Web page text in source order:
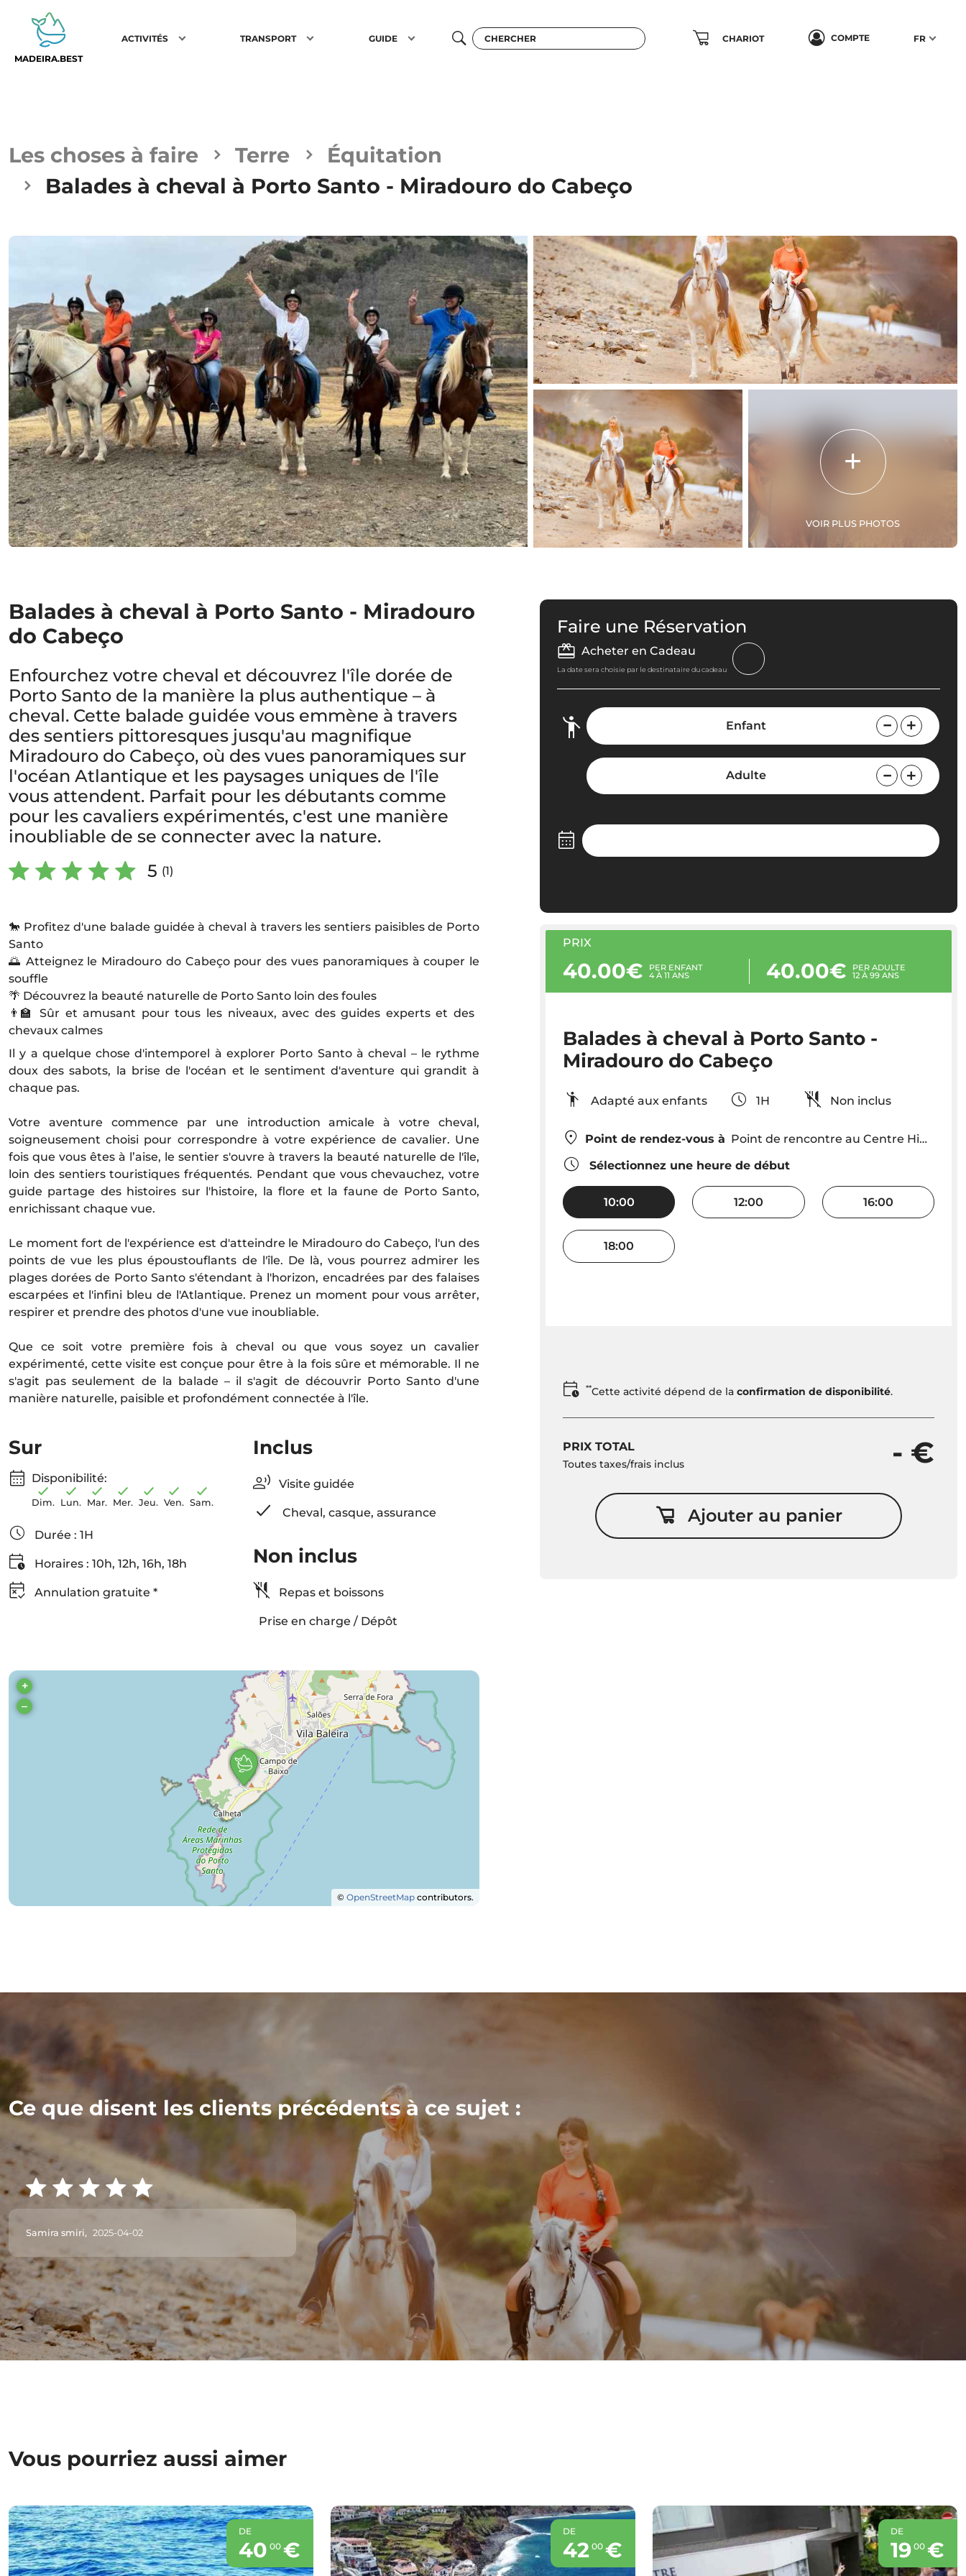
MADEIRA.BEST
ACTIVITÉS TRANSPORT GUIDE CHARIOT COMPTE FR
Les choses à faire Terre
Équitation
Balades à cheval à Porto Santo - Miradouro do Cabeço
VOIR PLUS PHOTOS
Balades à cheval à Porto Santo - Miradouro
do Cabeço
Enfourchez votre cheval et découvrez l'île dorée de
Porto Santo de la manière la plus authentique – à
cheval. Cette balade guidée vous emmène à travers
des sentiers pittoresques jusqu'au magnifique
Miradouro do Cabeço, où des vues panoramiques sur
l'océan Atlantique et les paysages uniques de l'île
vous attendent. Parfait pour les débutants comme
pour les cavaliers expérimentés, c'est une manière
inoubliable de se connecter avec la nature.
5 (1)
🐎 Profitez d'une balade guidée à cheval à travers les sentiers paisibles de Porto
Santo
🌅 Atteignez le Miradouro do Cabeço pour des vues panoramiques à couper le
souffle
🌴 Découvrez la beauté naturelle de Porto Santo loin des foules
👨‍🏫 Sûr et amusant pour tous les niveaux, avec des guides experts et des
chevaux calmes
Il y a quelque chose d'intemporel à explorer Porto Santo à cheval – le rythme
doux des sabots, la brise de l'océan et le sentiment d'aventure qui grandit à
chaque pas.
Votre aventure commence par une introduction amicale à votre cheval,
soigneusement choisi pour correspondre à votre expérience de cavalier. Une
fois que vous êtes à l’aise, le sentier s'ouvre à travers la beauté naturelle de l'île,
loin des sentiers touristiques fréquentés. Pendant que vous chevauchez, votre
guide partage des histoires sur l'histoire, la flore et la faune de Porto Santo,
enrichissant chaque vue.
Le moment fort de l'expérience est d'atteindre le Miradouro do Cabeço, l'un des
points de vue les plus époustouflants de l'île. De là, vous pourrez admirer les
plages dorées de Porto Santo s'étendant à l'horizon, encadrées par des falaises
escarpées et l'infini bleu de l'Atlantique. Prenez un moment pour vous arrêter,
respirer et prendre des photos d'une vue inoubliable.
Que ce soit votre première fois à cheval ou que vous soyez un cavalier
expérimenté, cette visite est conçue pour être à la fois sûre et mémorable. Il ne
s'agit pas seulement de la balade – il s'agit de découvrir Porto Santo d'une
manière naturelle, paisible et profondément connectée à l'île.
Sur
Disponibilité:
Dim. Lun. Mar. Mer. Jeu. Ven. Sam.
Durée : 1H
Horaires : 10h, 12h, 16h, 18h
Annulation gratuite *
Inclus
Visite guidée
Cheval, casque, assurance
Non inclus
Repas et boissons
Prise en charge / Dépôt
+
–
©OpenStreetMap contributors.
Faire une Réservation
Acheter en Cadeau
La date sera choisie par le destinataire du cadeau
Enfant
Adulte
PRIX
40.00€ PER ENFANT
4 À 11 ANS 40.00€ PER ADULTE
12 À 99 ANS
Balades à cheval à Porto Santo -
Miradouro do Cabeço
Adapté aux enfants 1H Non inclus
Point de rendez-vous à Point de rencontre au Centre Hippique de Porto Santo
Sélectionnez une heure de début
10:00 12:00 16:00
18:00
**Cette activité dépend de laconfirmation de disponibilité.
PRIX TOTAL
Toutes taxes/frais inclus - €
Ajouter au panier
Ce que disent les clients précédents à ce sujet :
Samira smiri, 2025-04-02
Vous pourriez aussi aimer
DE
40 00 €
DE
42 00 €
DE
19 00 €